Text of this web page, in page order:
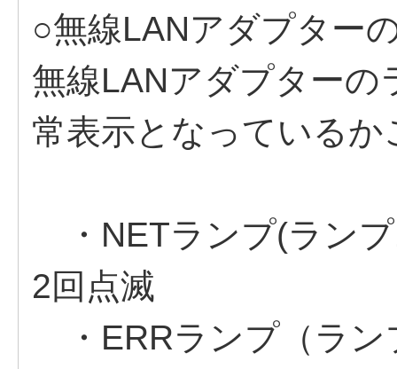
○無線LANアダプター
無線LANアダプターの
常表示となっている
・NETランプ(ラン
2回点滅
・ERRランプ（ラン